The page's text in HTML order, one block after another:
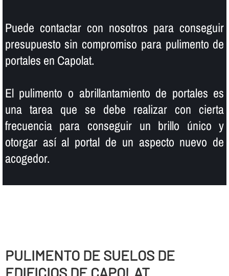
Puede contactar con nosotros para conseguir
presupuesto sin compromiso para pulimento de
portales en Capolat.
El pulimento o abrillantamiento de portales es
una tarea que se debe realizar con cierta
frecuencia para conseguir un brillo único y
otorgar así­ al portal de un aspecto nuevo de
acogedor.
PULIMENTO DE SUELOS DE
EDIFICIOS DE CAPOLAT